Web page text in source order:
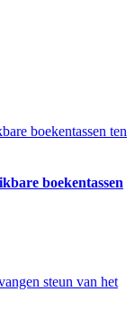
boekentassen